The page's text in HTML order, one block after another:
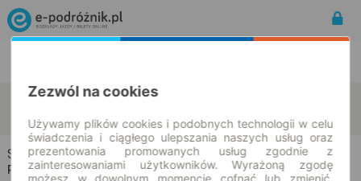
Sztutowo Elbląg
07.08.2026 | -- : --
Sztutowo → Elbląg
Rozkład jazdy i bilety
Zezwól na cookies
Używamy plików cookies i podobnych technologii w celu
świadczenia i ciągłego ulepszania naszych usług oraz
prezentowania promowanych usług zgodnie z
zainteresowaniami użytkowników. Wyrażoną zgodę
możesz w dowolnym momencie cofnąć lub zmienić.